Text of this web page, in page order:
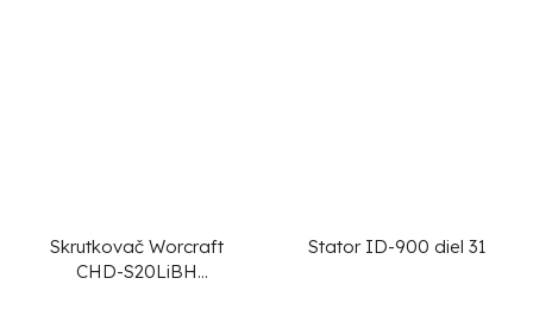
Skrutkovač Worcraft
CHD-S20LiBH
Stator ID-900 diel 31